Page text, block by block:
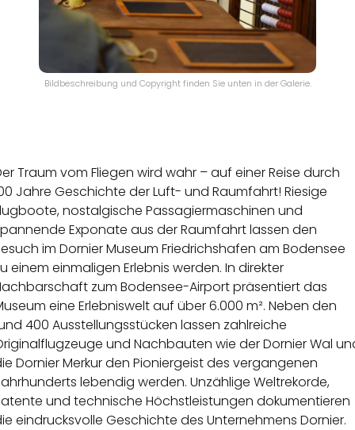
Bildbeschreibung und Copyright finden Sie unten in der Galerie.
Traum vom Fliegen wird wahr – auf einer Reise durch
Jahre Geschichte der Luft- und Raumfahrt! Riesige
nostalgische Passagiermaschinen und
Exponate aus der Raumfahrt lassen den
im Dornier Museum Friedrichshafen am Bodensee
einem einmaligen Erlebnis werden. In direkter
zum Bodensee-Airport präsentiert das
eine Erlebniswelt auf über 6.000 m². Neben den
400 Ausstellungsstücken lassen zahlreiche
und Nachbauten wie der Dornier Wal
Dornier Merkur den Pioniergeist des vergangenen
lebendig werden. Unzählige Weltrekorde,
und technische Höchstleistungen dokumentieren
eindrucksvolle Geschichte des Unternehmens Dornier.